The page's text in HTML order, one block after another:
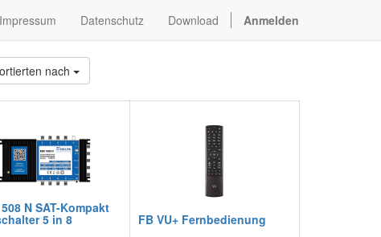
Impressum Datenschutz Download Anmelden
nach
N SAT-Kompakt
5 in 8 FB VU+ Fernbedienung